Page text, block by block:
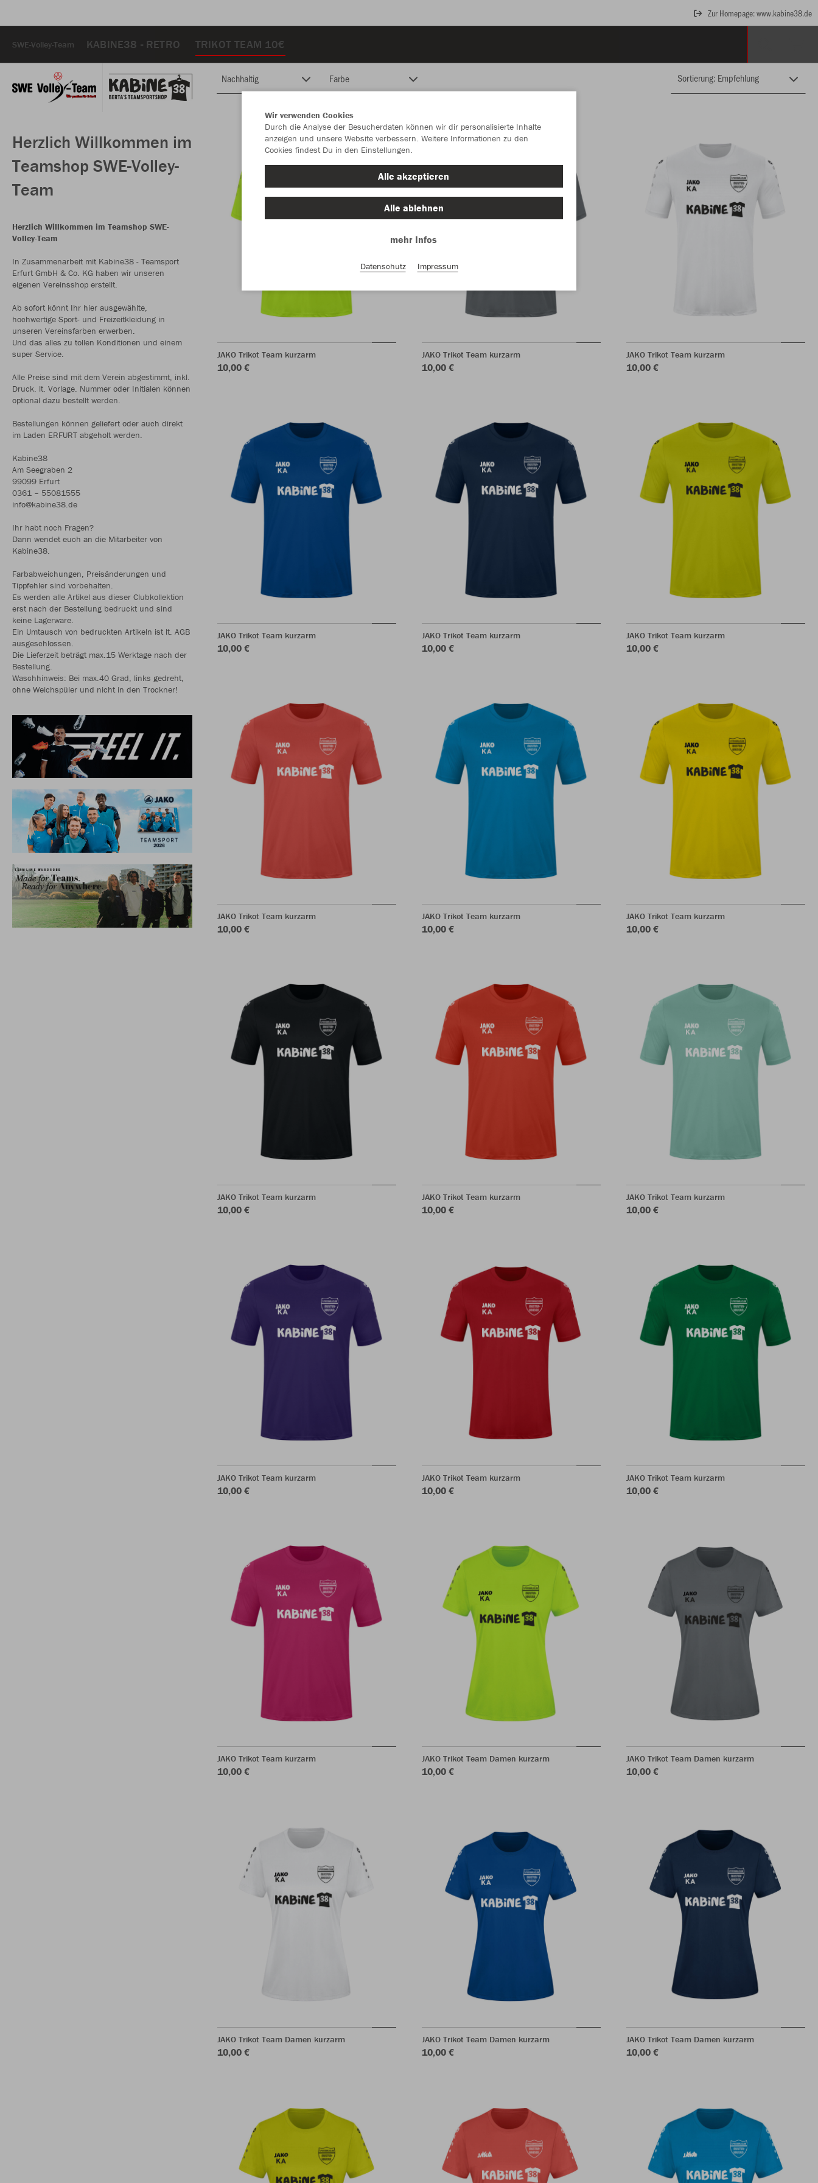
Zur Homepage: www.kabine38.de
SWE-Volley-Team KABINE38 - RETRO TRIKOT TEAM 10€
Herzlich Willkommen im
Teamshop SWE-Volley-
Team
Herzlich Willkommen im Teamshop SWE-
Volley-Team
In Zusammenarbeit mit Kabine38 - Teamsport
Erfurt GmbH & Co. KG haben wir unseren
eigenen Vereinsshop erstellt.
Ab sofort könnt Ihr hier ausgewählte,
hochwertige Sport- und Freizeitkleidung in
unseren Vereinsfarben erwerben.
Und das alles zu tollen Konditionen und einem
super Service.
Alle Preise sind mit dem Verein abgestimmt, inkl.
Druck. lt. Vorlage. Nummer oder Initialen können
optional dazu bestellt werden.
Bestellungen können geliefert oder auch direkt
im Laden ERFURT abgeholt werden.
Kabine38
Am Seegraben 2
99099 Erfurt
0361 – 55081555
info@kabine38.de
Ihr habt noch Fragen?
Dann wendet euch an die Mitarbeiter von
Kabine38.
Farbabweichungen, Preisänderungen und
Tippfehler sind vorbehalten.
Es werden alle Artikel aus dieser Clubkollektion
erst nach der Bestellung bedruckt und sind
keine Lagerware.
Ein Umtausch von bedruckten Artikeln ist lt. AGB
ausgeschlossen.
Die Lieferzeit beträgt max.15 Werktage nach der
Bestellung.
Waschhinweis: Bei max.40 Grad, links gedreht,
ohne Weichspüler und nicht in den Trockner!
Nachhaltig Farbe
JAKO Trikot Team kurzarm
10,00 €
JAKO Trikot Team kurzarm
10,00 €
JAKO Trikot Team kurzarm
10,00 €
JAKO Trikot Team kurzarm
10,00 €
JAKO Trikot Team kurzarm
10,00 €
JAKO Trikot Team kurzarm
10,00 €
JAKO Trikot Team kurzarm
10,00 €
JAKO Trikot Team kurzarm
10,00 €
JAKO Trikot Team kurzarm
10,00 €
JAKO Trikot Team kurzarm
10,00 €
JAKO Trikot Team kurzarm
10,00 €
JAKO Trikot Team kurzarm
10,00 €
JAKO Trikot Team kurzarm
10,00 €
JAKO Trikot Team kurzarm
10,00 €
JAKO Trikot Team kurzarm
10,00 €
JAKO Trikot Team kurzarm
10,00 €
JAKO Trikot Team Damen kurzarm
10,00 €
JAKO Trikot Team Damen kurzarm
10,00 €
JAKO Trikot Team Damen kurzarm
10,00 €
JAKO Trikot Team Damen kurzarm
10,00 €
JAKO Trikot Team Damen kurzarm
10,00 €
Wir verwenden Cookies
Durch die Analyse der Besucherdaten können wir dir personalisierte Inhalte
anzeigen und unsere Website verbessern. Weitere Informationen zu den
Cookies findest Du in den Einstellungen.
Alle akzeptieren
Alle ablehnen
mehr Infos
Datenschutz Impressum